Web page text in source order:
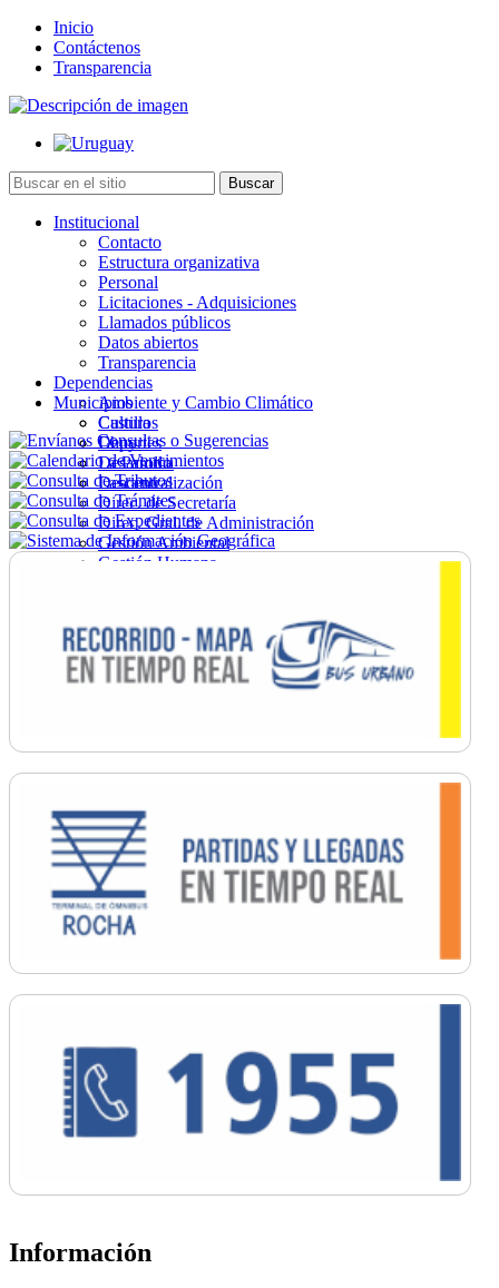
Inicio
Contáctenos
Transparencia
Institucional
Contacto
Estructura organizativa
Personal
Licitaciones - Adquisiciones
Llamados públicos
Datos abiertos
Transparencia
Dependencias
Ambiente y Cambio Climático
Cultura
Deportes
Desarrollo
Descentralización
Direc. de Secretaría
Direc. Gral. de Administración
Gestión Ambiental
Gestión Humana
Ordenamiento
Promoción Social
Salud
Secretaría General
Municipios
Castillos
Chuy
La Paloma
Lascano
Información